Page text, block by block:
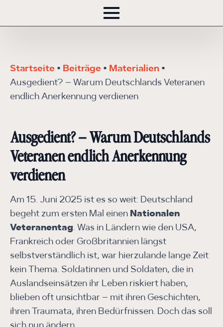
Startseite • Beiträge • Materialien •
Ausgedient? – Warum Deutschlands Veteranen
endlich Anerkennung verdienen
Ausgedient? – Warum Deutschlands
Veteranen endlich Anerkennung
verdienen
Am 15. Juni 2025 ist es so weit: Deutschland
begeht zum ersten Mal einen Nationalen
Veteranentag. Was in Ländern wie den USA,
Frankreich oder Großbritannien längst
selbstverständlich ist, war hierzulande lange Zeit
kein Thema. Soldatinnen und Soldaten, die in
Auslandseinsätzen ihr Leben riskiert haben,
blieben oft unsichtbar – mit ihren Geschichten,
ihren Traumata, ihren Bedürfnissen. Doch das soll